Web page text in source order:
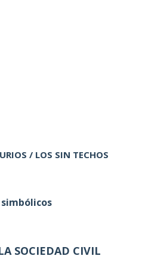
/ LOS SIN TECHOS
SOCIEDAD CIVIL